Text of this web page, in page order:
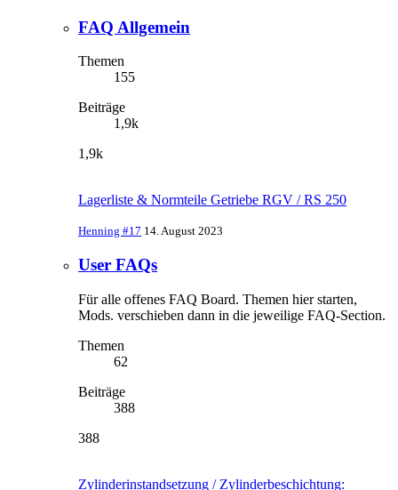
FAQ Allgemein
Themen
155
Beiträge
1,9k
1,9k
Lagerliste & Normteile Getriebe RGV / RS 250
Henning #17 14. August 2023
User FAQs
Für alle offenes FAQ Board. Themen hier starten,
Mods. verschieben dann in die jeweilige FAQ-Section.
Themen
62
Beiträge
388
388
Zylinderinstandsetzung / Zylinderbeschichtung: